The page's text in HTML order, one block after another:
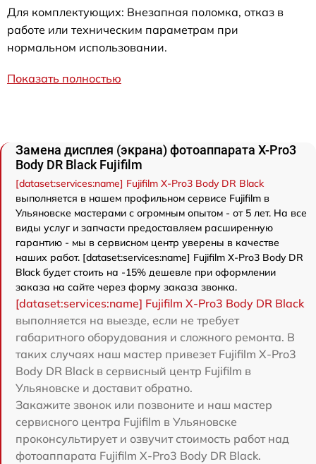
Для комплектующих: Внезапная поломка, отказ в
работе или техническим параметрам при
нормальном использовании.
Показать полностью
Замена дисплея (экрана) фотоаппарата X-Pro3
Body DR Black Fujifilm
[dataset:services:name] Fujifilm X-Pro3 Body DR Black
выполняется в нашем профильном сервисе Fujifilm в
Ульяновске мастерами с огромным опытом - от 5 лет. На все
виды услуг и запчасти предоставляем расширенную
гарантию - мы в сервисном центр уверены в качестве
наших работ. [dataset:services:name] Fujifilm X-Pro3 Body DR
Black будет стоить на -15% дешевле при оформлении
заказа на сайте через форму заказа звонка.
[dataset:services:name] Fujifilm X-Pro3 Body DR Black
выполняется на выезде, если не требует
габаритного оборудования и сложного ремонта. В
таких случаях наш мастер привезет Fujifilm X-Pro3
Body DR Black в сервисный центр Fujifilm в
Ульяновске и доставит обратно.
Закажите звонок или позвоните и наш мастер
сервисного центра Fujifilm в Ульяновске
проконсультирует и озвучит стоимость работ над
фотоаппарата Fujifilm X-Pro3 Body DR Black.